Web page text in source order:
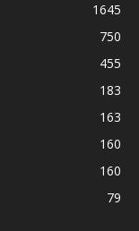
1645
750
455
183
163
160
160
79